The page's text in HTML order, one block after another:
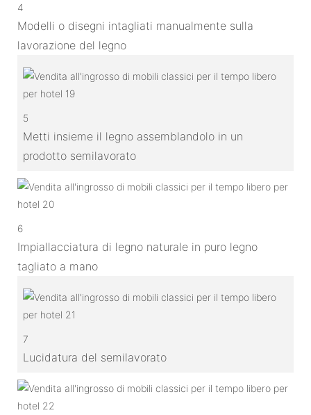
4
Modelli o disegni intagliati manualmente sulla
lavorazione del legno
5
Metti insieme il legno assemblandolo in un
prodotto semilavorato
6
Impiallacciatura di legno naturale in puro legno
tagliato a mano
7
Lucidatura del semilavorato